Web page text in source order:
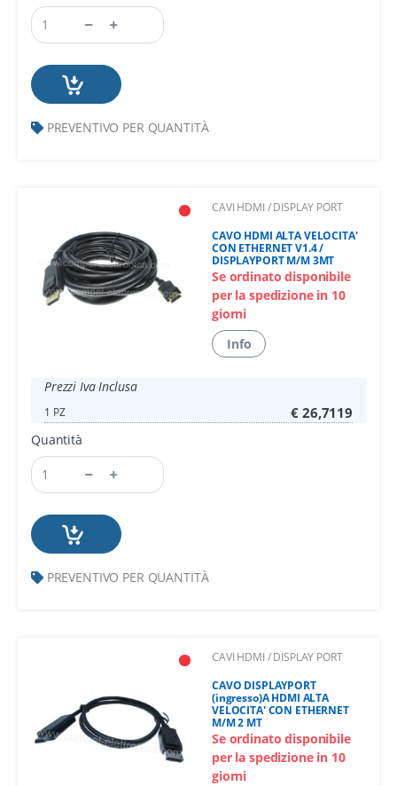
PREVENTIVO PER QUANTITÀ
CAVI HDMI / DISPLAY PORT
CAVO HDMI ALTA VELOCITA'
CON ETHERNET V1.4 /
DISPLAYPORT M/M 3MT
Se ordinato disponibile
per la spedizione in 10
giorni
Info
Prezzi Iva Inclusa
1 PZ € 26,7119
Quantità
PREVENTIVO PER QUANTITÀ
CAVI HDMI / DISPLAY PORT
CAVO DISPLAYPORT
(ingresso)A HDMI ALTA
VELOCITA' CON ETHERNET
M/M 2 MT
Se ordinato disponibile
per la spedizione in 10
giorni